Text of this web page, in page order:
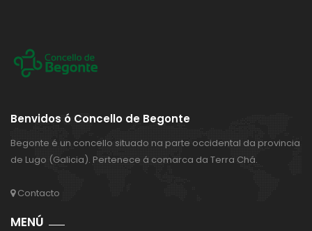
Benvidos ó Concello de Begonte
Begonte é un concello situado na parte occidental da provincia
de Lugo (Galicia). Pertenece á comarca da Terra Chá.
Contacto
MENÚ